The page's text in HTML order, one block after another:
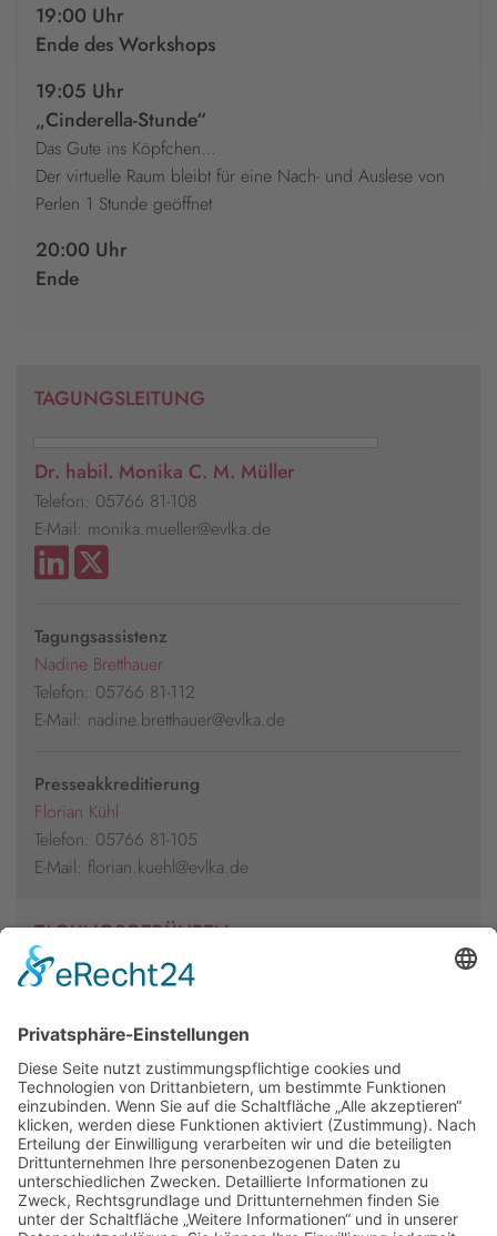
19:00 Uhr
Ende des Workshops
19:05 Uhr
„Cinderella-Stunde“
Das Gute ins Köpfchen…
Der virtuelle Raum bleibt für eine Nach- und Auslese von
Perlen 1 Stunde geöffnet
20:00 Uhr
Ende
TAGUNGSLEITUNG
Dr. habil. Monika C. M. Müller
Telefon: 05766 81-108
E-Mail: monika.mueller@evlka.de
Tagungsassistenz
Nadine Bretthauer
Telefon: 05766 81-112
E-Mail: nadine.bretthauer@evlka.de
Presseakkreditierung
Florian Kühl
Telefon: 05766 81-105
E-Mail: florian.kuehl@evlka.de
TAGUNGSGEBÜHREN
weitere Informationen
Newsletter
Presse
Anfahrt
Partner